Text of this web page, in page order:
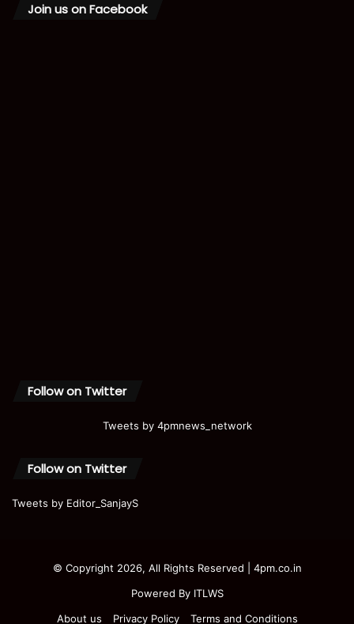
Join us on Facebook
Follow on Twitter
Tweets by 4pmnews_network
Follow on Twitter
Tweets by Editor_SanjayS
© Copyright 2026, All Rights Reserved | 4pm.co.in
Powered By ITLWS
About us
Privacy Policy Terms and Conditions